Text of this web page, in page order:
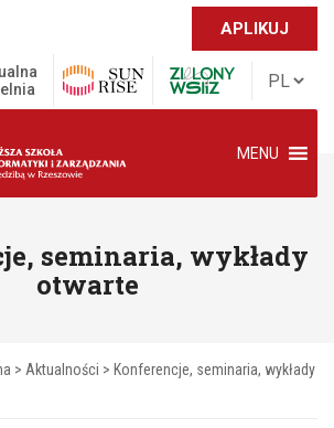
APLIKUJ
MENU
seminaria, wykłady
otwarte
> Aktualności > Konferencje, seminaria, wykłady